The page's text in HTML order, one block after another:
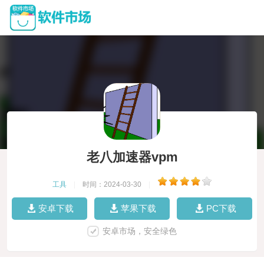
老八加速器vpm
工具 时间：2024-03-30
安卓下载 苹果下载 PC下载
安卓市场，安全绿色